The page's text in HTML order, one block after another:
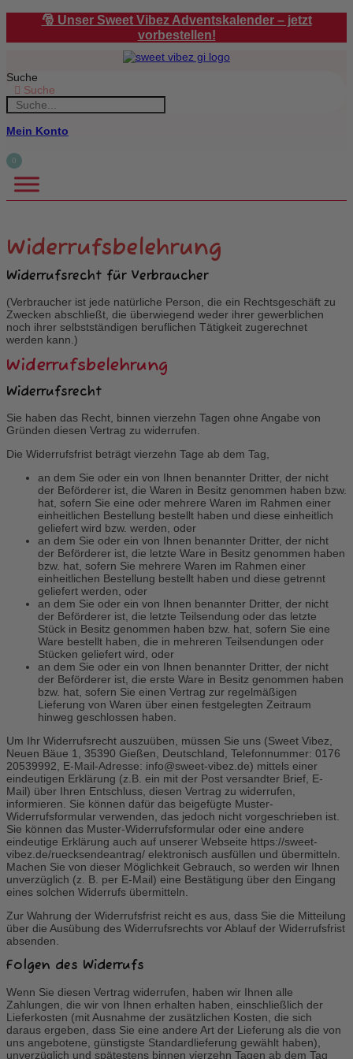
springen
🎅 Unser Sweet Vibez Adventskalender – jetzt
vorbestellen!
Suche
Suche
Mein Konto
0
Widerrufsbelehrung
Widerrufsrecht für Verbraucher
(Verbraucher ist jede natürliche Person, die ein Rechtsgeschäft zu
Zwecken abschließt, die überwiegend weder ihrer gewerblichen
noch ihrer selbstständigen beruflichen Tätigkeit zugerechnet
werden kann.)
Widerrufsbelehrung
Widerrufsrecht
Sie haben das Recht, binnen vierzehn Tagen ohne Angabe von
Gründen diesen Vertrag zu widerrufen.
Die Widerrufsfrist beträgt vierzehn Tage ab dem Tag,
an dem Sie oder ein von Ihnen benannter Dritter, der nicht
der Beförderer ist, die Waren in Besitz genommen haben bzw.
hat, sofern Sie eine oder mehrere Waren im Rahmen einer
einheitlichen Bestellung bestellt haben und diese einheitlich
geliefert wird bzw. werden, oder
an dem Sie oder ein von Ihnen benannter Dritter, der nicht
der Beförderer ist, die letzte Ware in Besitz genommen haben
bzw. hat, sofern Sie mehrere Waren im Rahmen einer
einheitlichen Bestellung bestellt haben und diese getrennt
geliefert werden, oder
an dem Sie oder ein von Ihnen benannter Dritter, der nicht
der Beförderer ist, die letzte Teilsendung oder das letzte
Stück in Besitz genommen haben bzw. hat, sofern Sie eine
Ware bestellt haben, die in mehreren Teilsendungen oder
Stücken geliefert wird, oder
an dem Sie oder ein von Ihnen benannter Dritter, der nicht
der Beförderer ist, die erste Ware in Besitz genommen haben
bzw. hat, sofern Sie einen Vertrag zur regelmäßigen
Lieferung von Waren über einen festgelegten Zeitraum
hinweg geschlossen haben.
Um Ihr Widerrufsrecht auszuüben, müssen Sie uns (Sweet Vibez,
Neuen Bäue 1, 35390 Gießen, Deutschland, Telefonnummer: 0176
20539992, E-Mail-Adresse: info@sweet-vibez.de) mittels einer
eindeutigen Erklärung (z.B. ein mit der Post versandter Brief, E-
Mail) über Ihren Entschluss, diesen Vertrag zu widerrufen,
informieren. Sie können dafür das beigefügte Muster-
Widerrufsformular verwenden, das jedoch nicht vorgeschrieben ist.
Sie können das Muster-Widerrufsformular oder eine andere
eindeutige Erklärung auch auf unserer Webseite https://sweet-
vibez.de/ruecksendeantrag/ elektronisch ausfüllen und übermitteln.
Machen Sie von dieser Möglichkeit Gebrauch, so werden wir Ihnen
unverzüglich (z. B. per E-Mail) eine Bestätigung über den Eingang
eines solchen Widerrufs übermitteln.
Zur Wahrung der Widerrufsfrist reicht es aus, dass Sie die Mitteilung
über die Ausübung des Widerrufsrechts vor Ablauf der Widerrufsfrist
absenden.
Folgen des Widerrufs
Wenn Sie diesen Vertrag widerrufen, haben wir Ihnen alle
Zahlungen, die wir von Ihnen erhalten haben, einschließlich der
Lieferkosten (mit Ausnahme der zusätzlichen Kosten, die sich
daraus ergeben, dass Sie eine andere Art der Lieferung als die von
uns angebotene, günstigste Standardlieferung gewählt haben),
unverzüglich und spätestens binnen vierzehn Tagen ab dem Tag